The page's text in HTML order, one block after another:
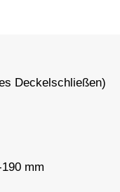
Deckelschließen)
mm